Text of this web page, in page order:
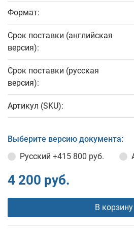
Формат:
Срок поставки (английская
версия):
Срок поставки (русская
версия):
Артикул (SKU):
Выберите версию документа:
Русский +415 800 руб.
4 200 руб.
В корзину